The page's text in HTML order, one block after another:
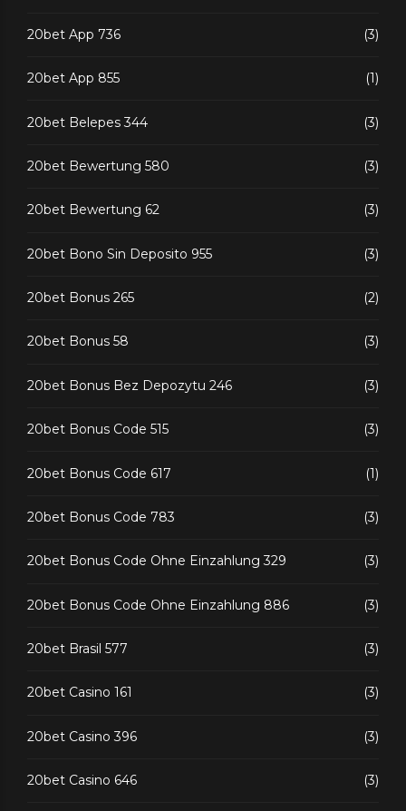
20bet App 736 (3)
20bet App 855 (1)
20bet Belepes 344 (3)
20bet Bewertung 580 (3)
20bet Bewertung 62 (3)
20bet Bono Sin Deposito 955 (3)
20bet Bonus 265 (2)
20bet Bonus 58 (3)
20bet Bonus Bez Depozytu 246 (3)
20bet Bonus Code 515 (3)
20bet Bonus Code 617 (1)
20bet Bonus Code 783 (3)
20bet Bonus Code Ohne Einzahlung 329 (3)
20bet Bonus Code Ohne Einzahlung 886 (3)
20bet Brasil 577 (3)
20bet Casino 161 (3)
20bet Casino 396 (3)
20bet Casino 646 (3)